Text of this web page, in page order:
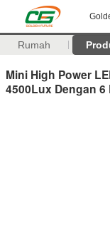
Rumah
Mini High Power
4500Lux Dengan 6